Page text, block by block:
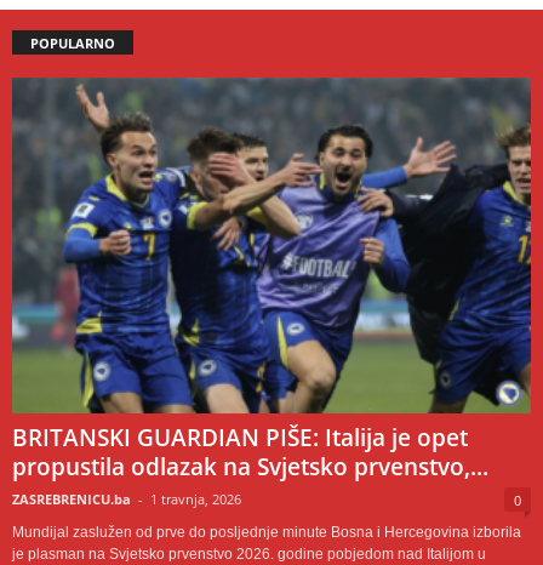
POPULARNO
BRITANSKI GUARDIAN PIŠE: Italija je opet
propustila odlazak na Svjetsko prvenstvo,...
ZASREBRENICU.ba - 1 travnja, 2026 0
Mundijal zaslužen od prve do posljednje minute Bosna i Hercegovina izborila
je plasman na Svjetsko prvenstvo 2026. godine pobjedom nad Italijom u